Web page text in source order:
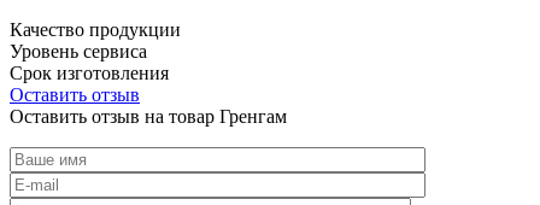
Качество продукции
Уровень сервиса
Срок изготовления
Оставить отзыв
Оставить отзыв на товар Гренгам